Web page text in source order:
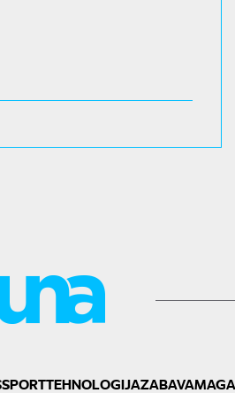
SPORTTEHNOLOGIJAZABAVA